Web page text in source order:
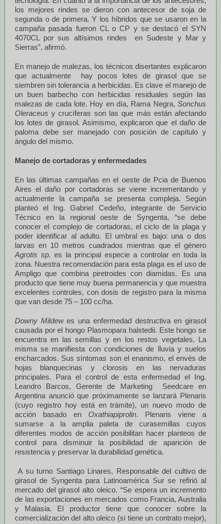
los mejores rindes se dieron con antecesor de soja de
segunda o de primera. Y los híbridos que se usaron en la
campaña pasada fueron CL o CP y se destacó el SYN
4070CL por sus altísimos rindes en Sudeste y Mar y
Sierras”, afirmó.
En manejo de malezas, los técnicos disertantes explicaron
que actualmente hay pocos lotes de girasol que se
siembren sin tolerancia a herbicidas. Es clave el manejo de
un buen barbecho con herbicidas residuales según las
malezas de cada lote. Hoy en día, Rama Negra,Sonchus
Oleraceus y crucíferas son las que más están afectando
los lotes de girasol. Asimismo, explicaron que el daño de
paloma debe ser manejado con posición de capítulo y
ángulo del mismo.
Manejo de cortadoras y enfermedades
En las últimas campañas en el oeste de Pcia de Buenos
Aires el daño por cortadoras se viene incrementando y
actualmente la campaña se presenta compleja. Según
planteó el Ing. Gabriel Cedeño, integrante de Servicio
Técnico en la regional oeste de Syngenta, “se debe
conocer el complejo de cortadoras, el ciclo de la plaga y
poder identificar al adulto. El umbral es bajo: una o dos
larvas en 10 metros cuadrados mientras que el género
Agrotis sp. es la principal especie a controlar en toda la
zona. Nuestra recomendación para esta plaga es el uso de
Ampligo que combina piretroides con diamidas. Es una
producto que tiene muy buena permanencia y que muestra
excelentes controles, con dosis de registro para la misma
que van desde 75 – 100 cc/ha.
Downy Mildewes una enfermedad destructiva en girasol
causada por el hongo Plasmopara halstedii. Este hongo se
encuentra en las semillas y en los restos vegetales. La
misma se manifiesta con condiciones de lluvia y suelos
encharcados. Sus síntomas son el enanismo, el envés de
hojas blanquecinas y clorosis en las nervaduras
principales. Para el control de esta enfermedad el Ing.
Leandro Barcos, Gerente de Marketing Seedcare en
Argentina anunció que próximamente se lanzará Plenaris
(cuyo registro hoy está en trámite), un nuevo modo de
acción basado en Oxathiapiprolin. Plenaris viene a
sumarse a la amplia paleta de curasemillas cuyos
diferentes modos de acción posibilitan hacer planteos de
control para disminuir la posibilidad de aparición de
resistencia y preservar la durabilidad genética.
A su turno Santiago Linares, Responsable del cultivo de
girasol de Syngenta para Latinoamérica Sur se refirió al
mercado del girasol alto oleico. “Se espera un incremento
de las exportaciones en mercados como Francia, Australia
y Malasia. El productor tiene que conocer sobre la
comercialización del alto oleico (si tiene un contrato mejor),